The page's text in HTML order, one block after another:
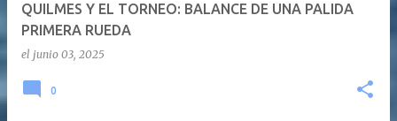
QUILMES Y EL TORNEO: BALANCE DE UNA PALIDA
PRIMERA RUEDA
el junio 03, 2025
0